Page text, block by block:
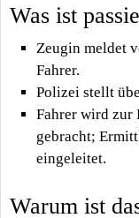
Was ist
Zeugin meldet
Fahrer.
Polizei stellt
Fahrer wird zur
gebracht;
eingeleitet.
Warum ist